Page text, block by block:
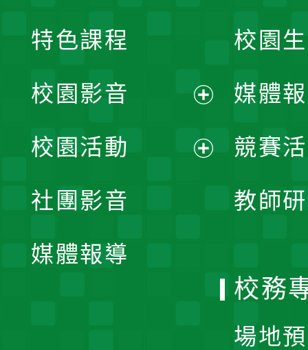
校園
媒體
競賽
教師
特色課程
校園影音
開
校園活動
社團影音
媒體報導
校務
場地